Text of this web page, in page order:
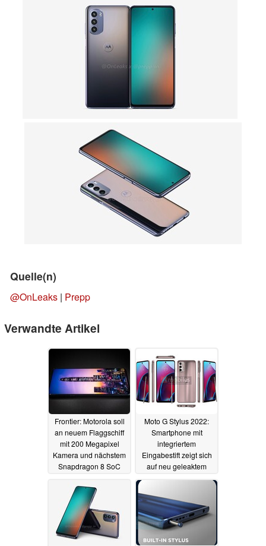
Quelle(n)
@OnLeaks | Prepp
Verwandte Artikel
Frontier: Motorola soll
an neuem Flaggschiff
mit 200 Megapixel
Kamera und nächstem
Snapdragon 8 SoC
Moto G Stylus 2022:
Smartphone mit
integriertem
Eingabestift zeigt sich
auf neu geleaktem